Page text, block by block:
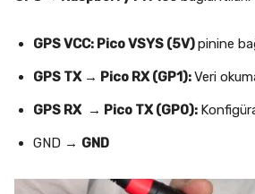
GPS VCC: Pico VSYS (5V)pinine
GPS TX → Pico RX (GP1):Veri
GPS RX → Pico TX (GP0):
GND → GND